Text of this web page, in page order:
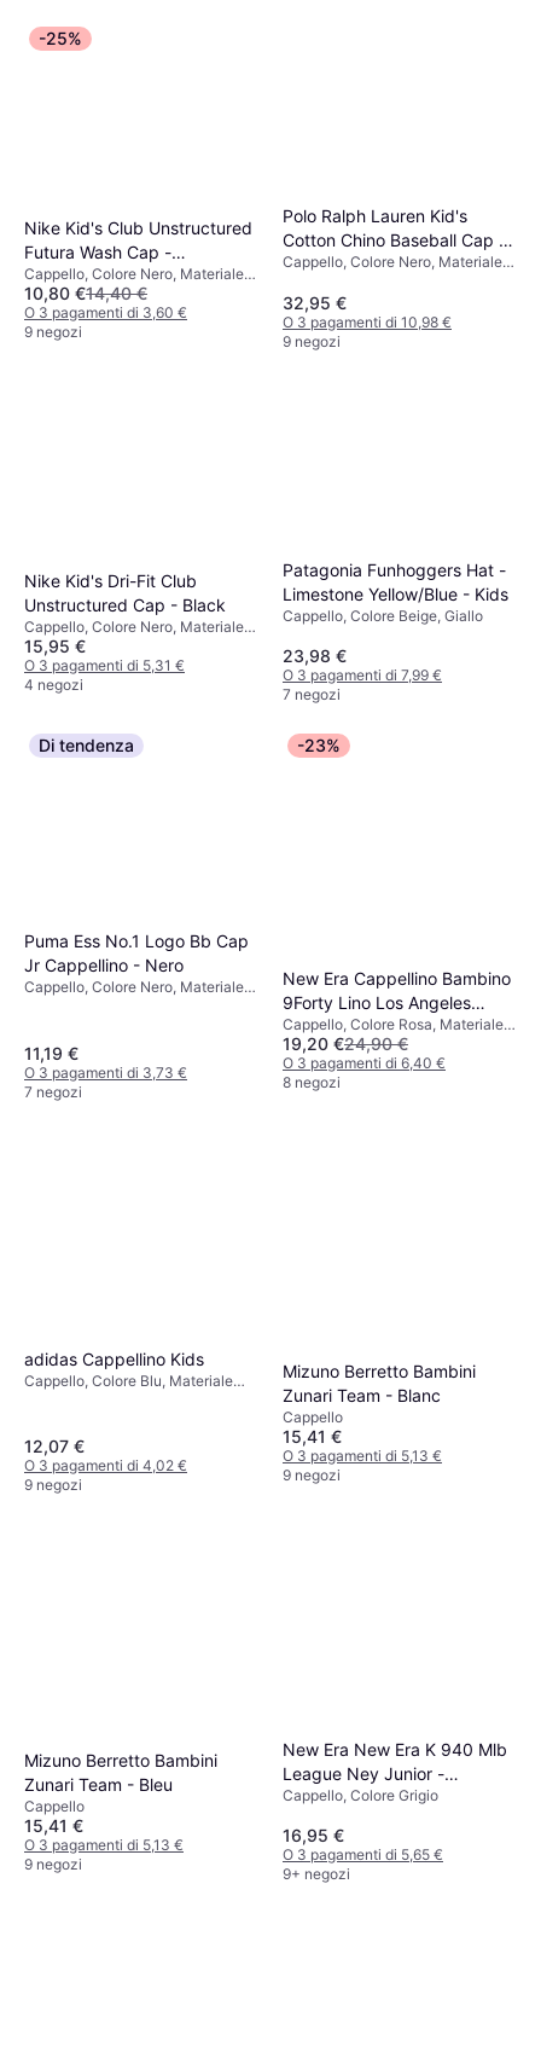
-25%
Nike Kid's Club Unstructured
Futura Wash Cap -
Black/White
Cappello, Colore Nero, Materiale
Cotone
10,80 €14,40 €
O 3 pagamenti di 3,60 €
9 negozi
Polo Ralph Lauren Kid's
Cotton Chino Baseball Cap -
Black (98385)
Cappello, Colore Nero, Materiale
32,95 €
O 3 pagamenti di 10,98 €
9 negozi
Nike Kid's Dri-Fit Club
Unstructured Cap - Black
Cappello, Colore Nero, Materiale
Poliestere, Tinta unita
15,95 €
O 3 pagamenti di 5,31 €
4 negozi
Patagonia Funhoggers Hat -
Limestone Yellow/Blue - Kids
Cappello, Colore Beige, Giallo
23,98 €
O 3 pagamenti di 7,99 €
7 negozi
Di tendenza
Puma Ess No.1 Logo Bb Cap
Jr Cappellino - Nero
Cappello, Colore Nero, Materiale
11,19 €
O 3 pagamenti di 3,73 €
7 negozi
-23%
New Era Cappellino Bambino
9Forty Lino Los Angeles
Dodgers - Rosa
Cappello, Colore Rosa, Materiale
Poliestere, Lino, Cotone, Tinta
unita
19,20 €24,90 €
O 3 pagamenti di 6,40 €
8 negozi
adidas Cappellino Kids
Cappello, Colore Blu, Materiale
12,07 €
O 3 pagamenti di 4,02 €
9 negozi
Mizuno Berretto Bambini
Zunari Team - Blanc
Cappello
15,41 €
O 3 pagamenti di 5,13 €
9 negozi
Mizuno Berretto Bambini
Zunari Team - Bleu
Cappello
15,41 €
O 3 pagamenti di 5,13 €
9 negozi
New Era New Era K 940 Mlb
League Ney Junior -
Grey/White
Cappello, Colore Grigio
16,95 €
O 3 pagamenti di 5,65 €
9+ negozi